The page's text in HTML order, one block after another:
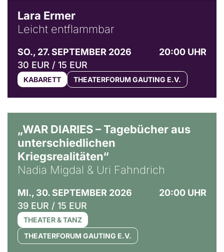
Lara Ermer
Leicht entflammbar
SO., 27. SEPTEMBER 2026
20:00 UHR
30 EUR / 15 EUR
KABARETT THEATERFORUM GAUTING E.V.
„WAR DIARIES – Tagebücher aus
unterschiedlichen
Kriegsrealitäten“
Nadia Migdal & Uri Fahndrich
MI., 30. SEPTEMBER 2026
20:00 UHR
39 EUR / 15 EUR
THEATER & TANZ
THEATERFORUM GAUTING E.V.